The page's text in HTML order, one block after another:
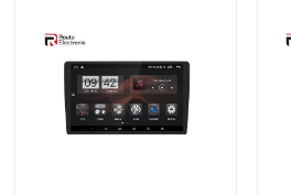
Γύρος εργοστασίων